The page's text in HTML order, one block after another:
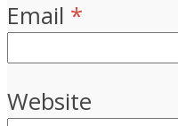
Email *
Website